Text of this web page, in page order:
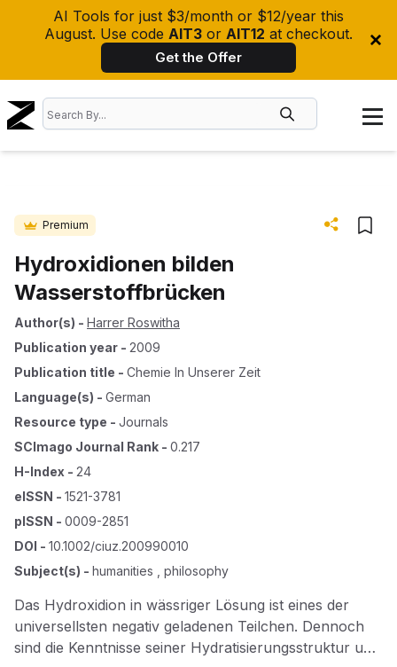
AI Tools for just $3/month or $12/year this
August. Use code AIT3 or AIT12 at checkout.
Get the Offer
Premium
Hydroxidionen bilden
Wasserstoffbrücken
Author(s) - Harrer Roswitha
Publication year - 2009
Publication title - Chemie In Unserer Zeit
Language(s) - German
Resource type - Journals
SCImago Journal Rank - 0.217
H-Index - 24
eISSN - 1521-3781
pISSN - 0009-2851
DOI - 10.1002/ciuz.200990010
Subject(s) - humanities , philosophy
Das Hydroxidion in wässriger Lösung ist eines der
universellsten negativ geladenen Teilchen. Dennoch
sind die Kenntnisse seiner Hydratisierungsstruktur und